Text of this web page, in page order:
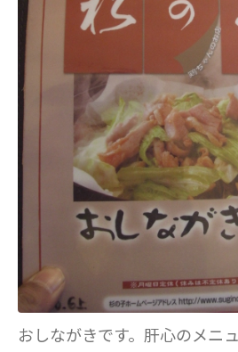
おしながきです。肝心のメニ